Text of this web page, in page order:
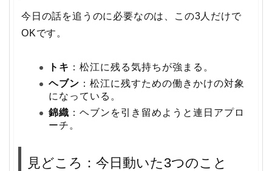
今日の話を追うのに必要なのは、この3人だけで
OKです。
トキ ：松江に残る気持ちが強まる。
ヘブン ：松江に残すための働きかけの対象
になっている。
錦織 ：ヘブンを引き留めようと連日アプロ
ーチ。
見どころ：今日動いた3つのこと